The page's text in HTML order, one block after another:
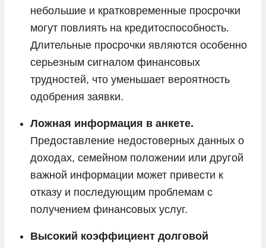
небольшие и кратковременные просрочки
могут повлиять на кредитоспособность.
Длительные просрочки являются особенно
серьезным сигналом финансовых
трудностей, что уменьшает вероятность
одобрения заявки.
Ложная информация в анкете.
Предоставление недостоверных данных о
доходах, семейном положении или другой
важной информации может привести к
отказу и последующим проблемам с
получением финансовых услуг.
Высокий коэффициент долговой